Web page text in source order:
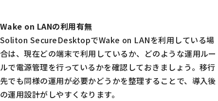
Wake on LANの利用有無
Soliton SecureDesktopでWake on LANを利用している場
合は、現在どの端末で利用しているか、どのような運用ルー
ルで電源管理を行っているかを確認しておきましょう。移行
先でも同様の運用が必要かどうかを整理することで、導入後
の運用設計がしやすくなります。